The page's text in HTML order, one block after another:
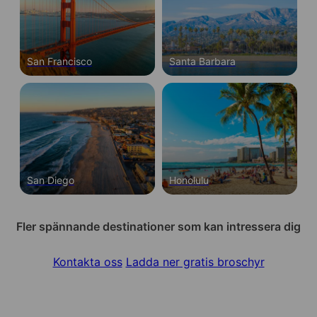
språkcenter snarare än oberoende ESL-skolor.
Innehavare av ett B-2-turistvisum kan inte
arbeta alls. Obehörig anställning riskerar att
visumet annulleras och utvisning sker.
San Francisco Santa Barbara
San Diego Honolulu
Fler spännande destinationer som kan intressera dig
Kontakta oss Ladda ner gratis broschyr